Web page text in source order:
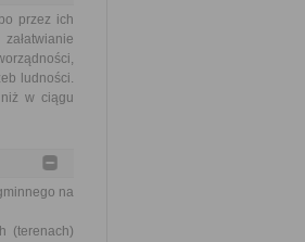
przez ich
ludności.
w ciągu
na
(terenach)